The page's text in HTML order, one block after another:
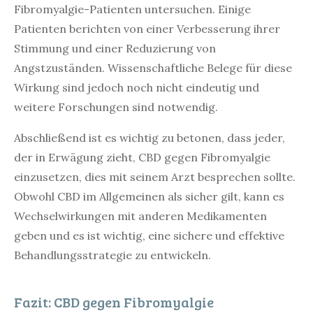
Fibromyalgie-Patienten untersuchen. Einige
Patienten berichten von einer Verbesserung ihrer
Stimmung und einer Reduzierung von
Angstzuständen. Wissenschaftliche Belege für diese
Wirkung sind jedoch noch nicht eindeutig und
weitere Forschungen sind notwendig.
Abschließend ist es wichtig zu betonen, dass jeder,
der in Erwägung zieht, CBD gegen Fibromyalgie
einzusetzen, dies mit seinem Arzt besprechen sollte.
Obwohl CBD im Allgemeinen als sicher gilt, kann es
Wechselwirkungen mit anderen Medikamenten
geben und es ist wichtig, eine sichere und effektive
Behandlungsstrategie zu entwickeln.
Fazit: CBD gegen Fibromyalgie